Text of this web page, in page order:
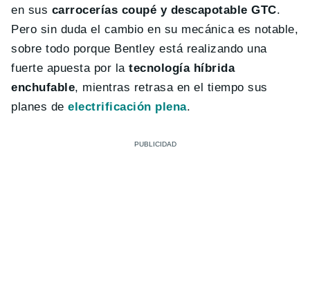
en sus carrocerías coupé y descapotable GTC.
Pero sin duda el cambio en su mecánica es notable,
sobre todo porque Bentley está realizando una
fuerte apuesta por latecnología híbrida
enchufable, mientras retrasa en el tiempo sus
planes deelectrificación plena.